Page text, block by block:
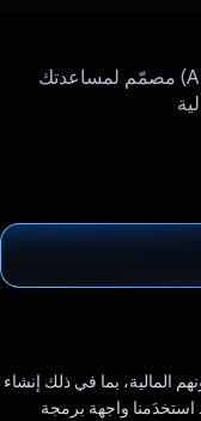
مساعد مستند إلى الذكاء الاصطناعي (AI) مصمّم لمساعدتك
المالية، بما في ذلك إنشاء
استخدَمنا واجهة برمجة